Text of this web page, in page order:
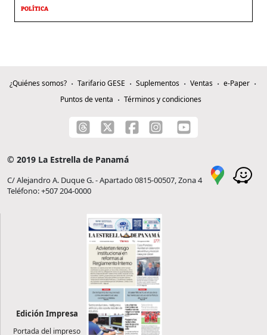
POLÍTICA
¿Quiénes somos? Tarifario GESE Suplementos Ventas
e-Paper
Puntos de venta
Términos y condiciones
© 2019 La Estrella de Panamá
C/ Alejandro A. Duque G. - Apartado 0815-00507, Zona 4
Teléfono: +507 204-0000
Edición Impresa
Portada del impreso